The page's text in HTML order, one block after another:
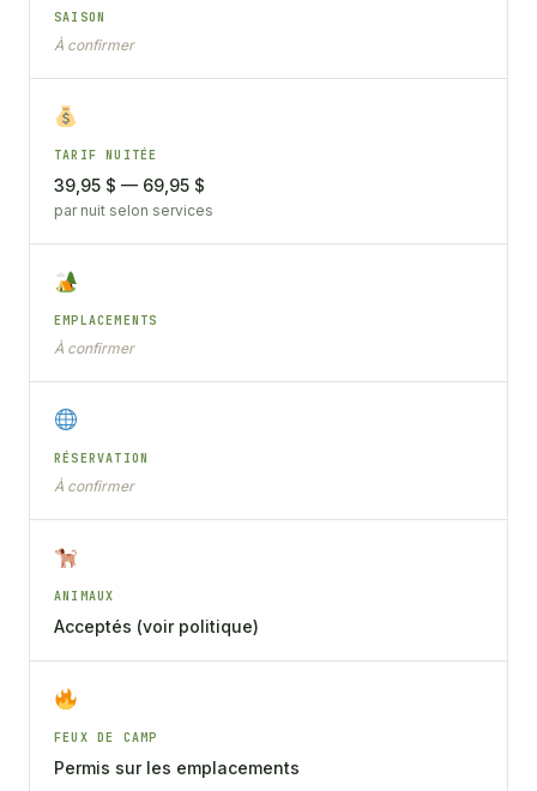
SAISON
À confirmer
TARIF NUITÉE
39,95 $ — 69,95 $
par nuit selon services
EMPLACEMENTS
À confirmer
RÉSERVATION
À confirmer
ANIMAUX
Acceptés (voir politique)
FEUX DE CAMP
Permis sur les emplacements